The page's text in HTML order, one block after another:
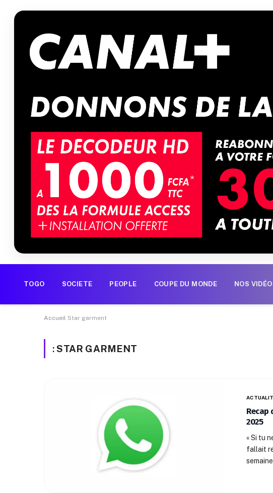
TOGO SOCIETE PEOPLE COUPE DU MONDE NOS
Accueil Star garment
:STAR GARMENT
Recap
2025
« Si tu
fallait